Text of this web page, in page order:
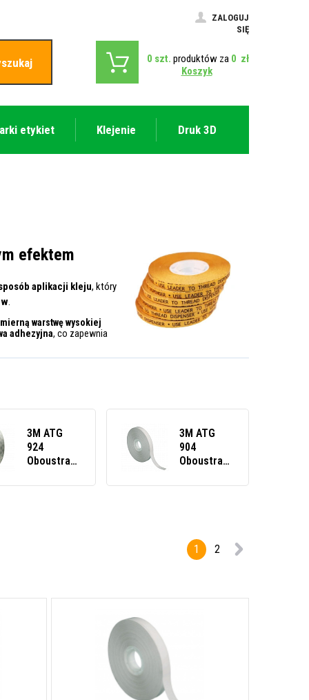
ZALOGUJ
SIĘ
0 szt. produktów za 0 zł
Koszyk
etykiet Klejenie Druk 3D
efektem
aplikacji kleju, który
warstwę wysokiej
adhezyjna, co zapewnia
3M ATG
924
Oboustranně
páska 6
3M ATG
904
Oboustranně
páska 19
1 2